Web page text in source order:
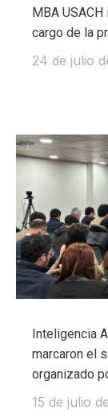
MBA
cargo de la
24 de julio
Inteligencia
marcaron el
organizado
15 de julio